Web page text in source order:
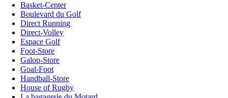
Basket-Center
Boulevard du Golf
Direct Running
Direct-Volley
Espace Golf
Foot-Store
Galop-Store
Goal-Foot
Handball-Store
House of Rugby